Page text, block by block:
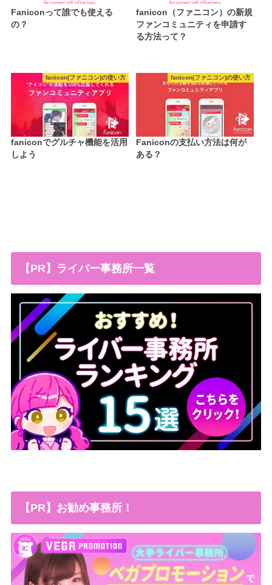
Faniconって誰でも使える
の？
fanicon（ファニコン）の新規
ファンコミュニティを申請す
る方法って？
fanicon(ファニコン)の使い方
faniconでグルチャ機能を活用
しよう
fanicon(ファニコン)の使い方
Faniconの支払い方法は何が
ある？
【PR】ライバー事務所一覧
【PR】お勧め事務所！